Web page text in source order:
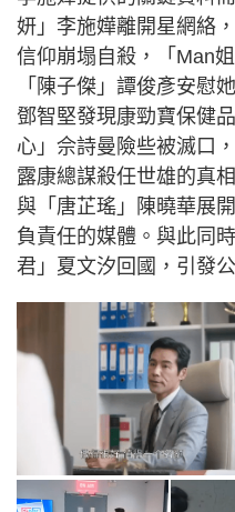
妍」李施嬅離開星網絡
信仰崩塌自殺，「Man
「陳子傑」譚俊彥安慰
鄧智堅發現康勁寶保健
心」佘詩曼險些被滅口
露康總謀殺任世雄的真
與「唐芷瑤」陳曉華展
負責任的媒體。與此同
君」夏文汐回國，引發